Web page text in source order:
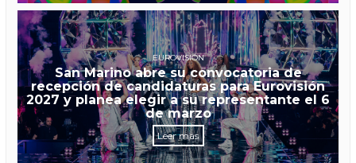
EUROVISIÓN
San Marino abre su convocatoria de
recepción de candidaturas para Eurovisión
2027 y planea elegir a su representante el 6
de marzo
Leer más